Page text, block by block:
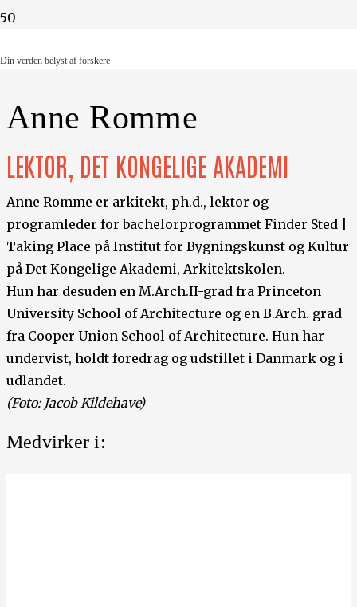
Din verden belyst af forskere
Anne Romme
LEKTOR, DET KONGELIGE AKADEMI
Anne Romme er arkitekt, ph.d., lektor og
programleder for bachelorprogrammet Finder Sted |
Taking Place på Institut for Bygningskunst og Kultur
på Det Kongelige Akademi, Arkitektskolen.
Hun har desuden en M.Arch.II-grad fra Princeton
University School of Architecture og en B.Arch. grad
fra Cooper Union School of Architecture. Hun har
undervist, holdt foredrag og udstillet i Danmark og i
udlandet.
(Foto: Jacob Kildehave)
Medvirker i: